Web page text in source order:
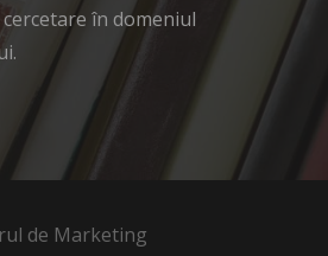
în domeniul
de Marketing